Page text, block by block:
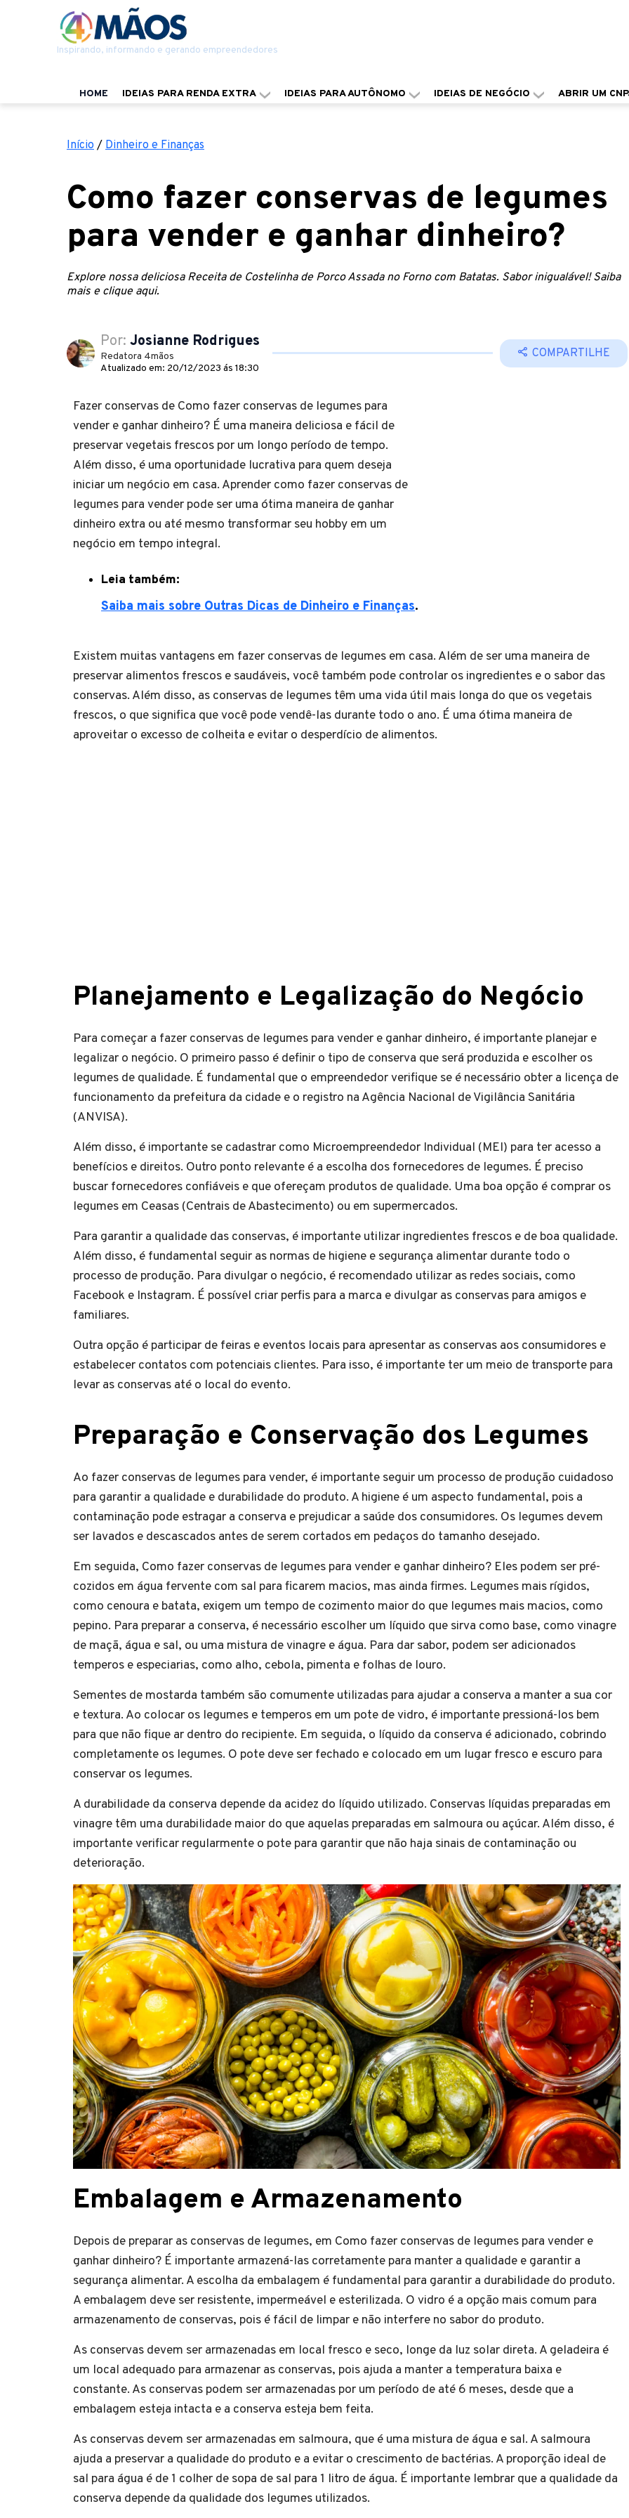
Inspirando, informando e gerando empreendedores
HOME IDEIAS PARA RENDA EXTRA IDEIAS PARA AUTÔNOMO IDEIAS DE NEGÓCIO ABRIR UM
Início / Dinheiro e Finanças
Como fazer conservas de legumes
para vender e ganhar dinheiro?
Explore nossa deliciosa Receita de Costelinha de Porco Assada no Forno com Batatas. Sabor inigualável! Saiba
mais e clique aqui.
Por: Josianne Rodrigues
Redatora 4mãos
Atualizado em: 20/12/2023 ás 18:30
COMPARTILHE
Fazer conservas de Como fazer conservas de legumes para
vender e ganhar dinheiro? É uma maneira deliciosa e fácil de
preservar vegetais frescos por um longo período de tempo.
Além disso, é uma oportunidade lucrativa para quem deseja
iniciar um negócio em casa. Aprender como fazer conservas de
legumes para vender pode ser uma ótima maneira de ganhar
dinheiro extra ou até mesmo transformar seu hobby em um
negócio em tempo integral.
Leia também:
Saiba mais sobre Outras Dicas de Dinheiro e Finanças.
Existem muitas vantagens em fazer conservas de legumes em casa. Além de ser uma maneira de
preservar alimentos frescos e saudáveis, você também pode controlar os ingredientes e o sabor das
conservas. Além disso, as conservas de legumes têm uma vida útil mais longa do que os vegetais
frescos, o que significa que você pode vendê-las durante todo o ano. É uma ótima maneira de
aproveitar o excesso de colheita e evitar o desperdício de alimentos.
Planejamento e Legalização do Negócio
Para começar a fazer conservas de legumes para vender e ganhar dinheiro, é importante planejar e
legalizar o negócio. O primeiro passo é definir o tipo de conserva que será produzida e escolher os
legumes de qualidade. É fundamental que o empreendedor verifique se é necessário obter a licença de
funcionamento da prefeitura da cidade e o registro na Agência Nacional de Vigilância Sanitária
(ANVISA).
Além disso, é importante se cadastrar como Microempreendedor Individual (MEI) para ter acesso a
benefícios e direitos. Outro ponto relevante é a escolha dos fornecedores de legumes. É preciso
buscar fornecedores confiáveis e que ofereçam produtos de qualidade. Uma boa opção é comprar os
legumes em Ceasas (Centrais de Abastecimento) ou em supermercados.
Para garantir a qualidade das conservas, é importante utilizar ingredientes frescos e de boa qualidade.
Além disso, é fundamental seguir as normas de higiene e segurança alimentar durante todo o
processo de produção. Para divulgar o negócio, é recomendado utilizar as redes sociais, como
Facebook e Instagram. É possível criar perfis para a marca e divulgar as conservas para amigos e
familiares.
Outra opção é participar de feiras e eventos locais para apresentar as conservas aos consumidores e
estabelecer contatos com potenciais clientes. Para isso, é importante ter um meio de transporte para
levar as conservas até o local do evento.
Preparação e Conservação dos Legumes
Ao fazer conservas de legumes para vender, é importante seguir um processo de produção cuidadoso
para garantir a qualidade e durabilidade do produto. A higiene é um aspecto fundamental, pois a
contaminação pode estragar a conserva e prejudicar a saúde dos consumidores. Os legumes devem
ser lavados e descascados antes de serem cortados em pedaços do tamanho desejado.
Em seguida, Como fazer conservas de legumes para vender e ganhar dinheiro? Eles podem ser pré-
cozidos em água fervente com sal para ficarem macios, mas ainda firmes. Legumes mais rígidos,
como cenoura e batata, exigem um tempo de cozimento maior do que legumes mais macios, como
pepino. Para preparar a conserva, é necessário escolher um líquido que sirva como base, como vinagre
de maçã, água e sal, ou uma mistura de vinagre e água. Para dar sabor, podem ser adicionados
temperos e especiarias, como alho, cebola, pimenta e folhas de louro.
Sementes de mostarda também são comumente utilizadas para ajudar a conserva a manter a sua cor
e textura. Ao colocar os legumes e temperos em um pote de vidro, é importante pressioná-los bem
para que não fique ar dentro do recipiente. Em seguida, o líquido da conserva é adicionado, cobrindo
completamente os legumes. O pote deve ser fechado e colocado em um lugar fresco e escuro para
conservar os legumes.
A durabilidade da conserva depende da acidez do líquido utilizado. Conservas líquidas preparadas em
vinagre têm uma durabilidade maior do que aquelas preparadas em salmoura ou açúcar. Além disso, é
importante verificar regularmente o pote para garantir que não haja sinais de contaminação ou
deterioração.
Embalagem e Armazenamento
Depois de preparar as conservas de legumes, em Como fazer conservas de legumes para vender e
ganhar dinheiro? É importante armazená-las corretamente para manter a qualidade e garantir a
segurança alimentar. A escolha da embalagem é fundamental para garantir a durabilidade do produto.
A embalagem deve ser resistente, impermeável e esterilizada. O vidro é a opção mais comum para
armazenamento de conservas, pois é fácil de limpar e não interfere no sabor do produto.
As conservas devem ser armazenadas em local fresco e seco, longe da luz solar direta. A geladeira é
um local adequado para armazenar as conservas, pois ajuda a manter a temperatura baixa e
constante. As conservas podem ser armazenadas por um período de até 6 meses, desde que a
embalagem esteja intacta e a conserva esteja bem feita.
As conservas devem ser armazenadas em salmoura, que é uma mistura de água e sal. A salmoura
ajuda a preservar a qualidade do produto e a evitar o crescimento de bactérias. A proporção ideal de
sal para água é de 1 colher de sopa de sal para 1 litro de água. É importante lembrar que a qualidade da
conserva depende da qualidade dos legumes utilizados.